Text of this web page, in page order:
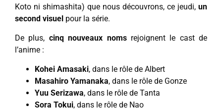
Koto ni shimashita) que nous découvrons, ce jeudi, un
second visuel pour la série.
De plus, cinq nouveaux nomsrejoignent le cast de
l’anime :
Kohei Amasaki, dans le rôle de Albert
Masahiro Yamanaka, dans le rôle de Gonze
Yuu Serizawa, dans le rôle de Tanta
Sora Tokui, dans le rôle de Nao